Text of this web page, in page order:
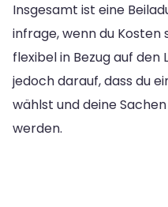
Insgesamt ist eine
infrage, wenn du
flexibel in Bezug auf
jedoch darauf, dass du
wählst und deine
werden.